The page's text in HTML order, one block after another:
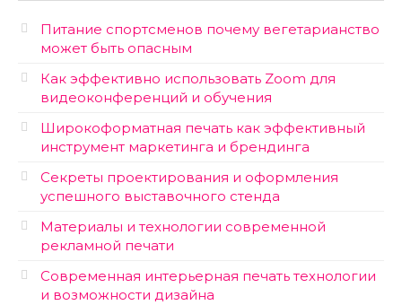
Питание спортсменов почему вегетарианство
может быть опасным
Как эффективно использовать Zoom для
видеоконференций и обучения
Широкоформатная печать как эффективный
инструмент маркетинга и брендинга
Секреты проектирования и оформления
успешного выставочного стенда
Материалы и технологии современной
рекламной печати
Современная интерьерная печать технологии
и возможности дизайна